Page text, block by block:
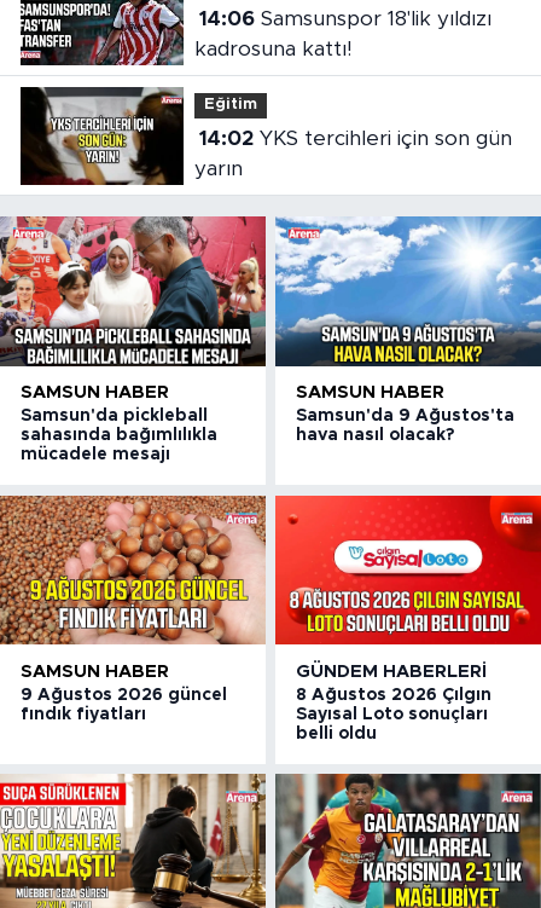
14:06Samsunspor 18'lik yıldızı
kadrosuna kattı!
Eğitim
14:02YKS tercihleri için son gün
yarın
SAMSUN HABER
Samsun'da pickleball
sahasında bağımlılıkla
mücadele mesajı
SAMSUN HABER
Samsun'da 9 Ağustos'ta
hava nasıl olacak?
SAMSUN HABER
9 Ağustos 2026 güncel
fındık fiyatları
GÜNDEM HABERLERI
8 Ağustos 2026 Çılgın
Sayısal Loto sonuçları
belli oldu